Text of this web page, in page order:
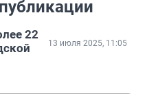
22
13 июля 2025, 11:05